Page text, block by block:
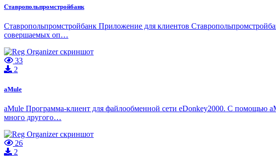
Ставропольпромстройбанк
Ставропольпромстройбанк Приложение для клиентов
совершаемых оп…
33
2
aMule
aMule Программа-клиент для файлообменной сети eDonkey2000. С помощью
много другого…
26
2